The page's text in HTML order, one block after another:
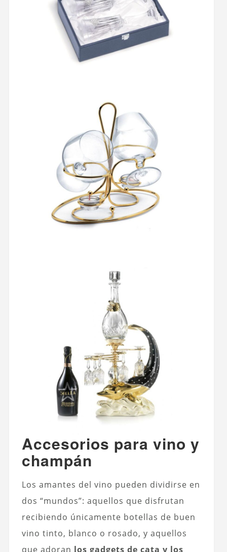
Accesorios para vino y
champán
Los amantes del vino pueden dividirse en
dos “mundos”: aquellos que disfrutan
recibiendo únicamente botellas de buen
vino tinto, blanco o rosado, y aquellos
que adoran los gadgets de cata y los